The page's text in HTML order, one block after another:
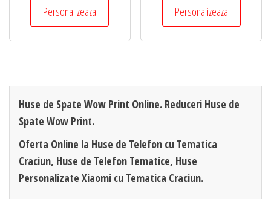
Personalizeaza Personalizeaza
Huse de Spate Wow Print Online. Reduceri Huse de
Spate Wow Print.
Oferta Online la Huse de Telefon cu Tematica
Craciun, Huse de Telefon Tematice, Huse
Personalizate Xiaomi cu Tematica Craciun.